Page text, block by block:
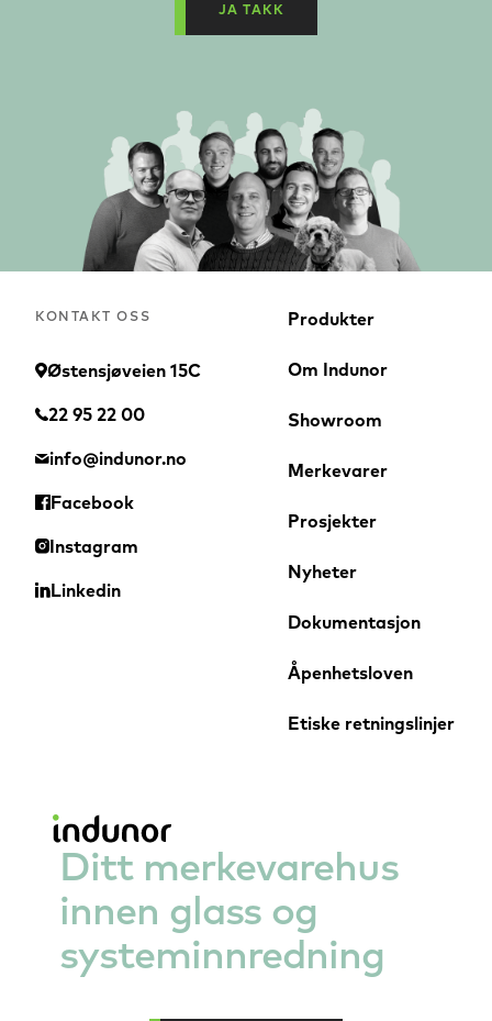
DEKO FG Nature DEKO MG
DEKO PF DEKO PV
Dusjglass
JA TAKK
KONTAKT OSS
Østensjøveien 15C
22 95 22 00
info@indunor.no
Facebook
Instagram
Linkedin
Produkter
Om Indunor
Showroom
Merkevarer
Prosjekter
Nyheter
Dokumentasjon
Åpenhetsloven
Etiske retningslinjer
Ditt merkevarehus
innen glass og
systeminnredning